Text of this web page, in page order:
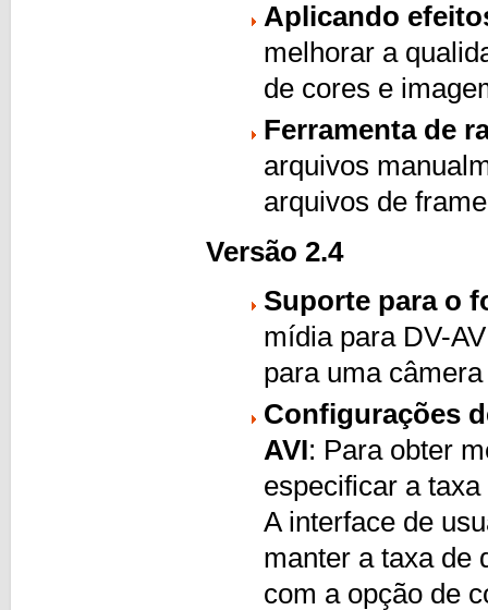
Aplicando
melhorar a
de cores e
Ferramenta de
arquivos
arquivos de
Versão 2.4
Suporte para o
mídia para DV-
para uma
Configurações
AVI: Para obter
especificar a
A interface de
manter a taxa de
com a opção de